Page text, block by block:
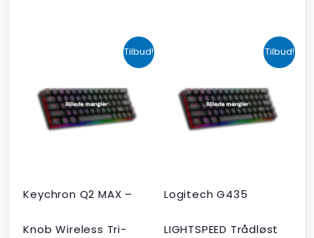
Tilbud!
Keychron Q2 MAX –
Knob Wireless Tri-
oprindelige
pris
var:
kr. 2.190,00.
Den
aktuelle
pris
er:
kr. 1.465,00.
Tilbud!
Logitech G435
LIGHTSPEED Trådløst
oprindelige
pris
var:
kr. 599,00.
aktuelle
pris
er:
kr. 399,00.